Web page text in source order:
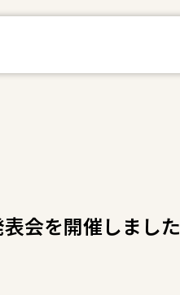
表会を開催しました